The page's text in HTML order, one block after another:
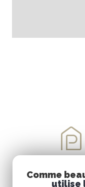
Comme
utilise